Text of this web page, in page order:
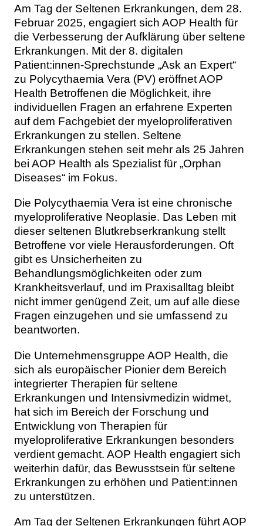
Am Tag der Seltenen Erkrankungen, dem 28.
Februar 2025, engagiert sich AOP Health für
die Verbesserung der Aufklärung über seltene
Erkrankungen. Mit der 8. digitalen
Patient:innen-Sprechstunde „Ask an Expert“
zu Polycythaemia Vera (PV) eröffnet AOP
Health Betroffenen die Möglichkeit, ihre
individuellen Fragen an erfahrene Experten
auf dem Fachgebiet der myeloproliferativen
Erkrankungen zu stellen. Seltene
Erkrankungen stehen seit mehr als 25 Jahren
bei AOP Health als Spezialist für „Orphan
Diseases“ im Fokus.
Die Polycythaemia Vera ist eine chronische
myeloproliferative Neoplasie. Das Leben mit
dieser seltenen Blutkrebserkrankung stellt
Betroffene vor viele Herausforderungen. Oft
gibt es Unsicherheiten zu
Behandlungsmöglichkeiten oder zum
Krankheitsverlauf, und im Praxisalltag bleibt
nicht immer genügend Zeit, um auf alle diese
Fragen einzugehen und sie umfassend zu
beantworten.
Die Unternehmensgruppe AOP Health, die
sich als europäischer Pionier dem Bereich
integrierter Therapien für seltene
Erkrankungen und Intensivmedizin widmet,
hat sich im Bereich der Forschung und
Entwicklung von Therapien für
myeloproliferative Erkrankungen besonders
verdient gemacht. AOP Health engagiert sich
weiterhin dafür, das Bewusstsein für seltene
Erkrankungen zu erhöhen und Patient:innen
zu unterstützen.
Am Tag der Seltenen Erkrankungen führt AOP